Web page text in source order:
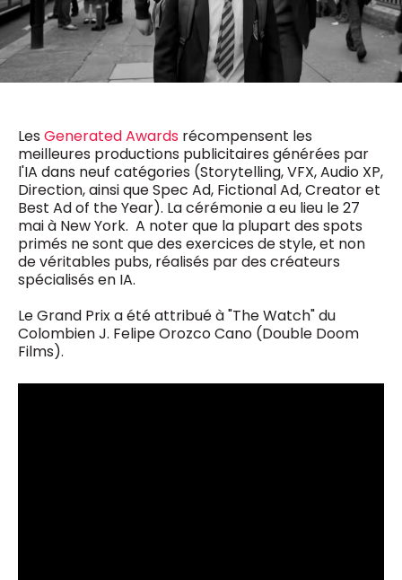
Les Generated Awards récompensent les
meilleures productions publicitaires générées par
l'IA dans neuf catégories (Storytelling, VFX, Audio XP,
Direction, ainsi que Spec Ad, Fictional Ad, Creator et
Best Ad of the Year). La cérémonie a eu lieu le 27
mai à New York. A noter que la plupart des spots
primés ne sont que des exercices de style, et non
de véritables pubs, réalisés par des créateurs
spécialisés en IA.
Le Grand Prix a été attribué à "The Watch" du
Colombien J. Felipe Orozco Cano (Double Doom
Films).
0498 88 64 89
f.bouchar@mm.be
Chief Editor
Chief Editor
Damien Lemaire
0477 37 31 65
d.lemaire@mm.be
VALIDER
NOTRE CONTENU DIGITAL :
Daily
access
5 x week
MM e - News
1 x week
MM Brunch
1 x week
MM Tech
10 x year
MM Best of
Research
10 x year
MM Blue
4 x year
MM Magazine